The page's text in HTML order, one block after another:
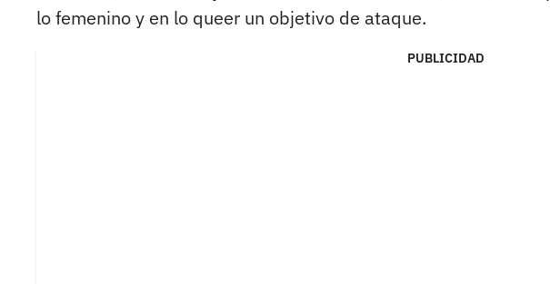
lo femenino y en lo queer un objetivo de ataque.
PUBLICIDAD